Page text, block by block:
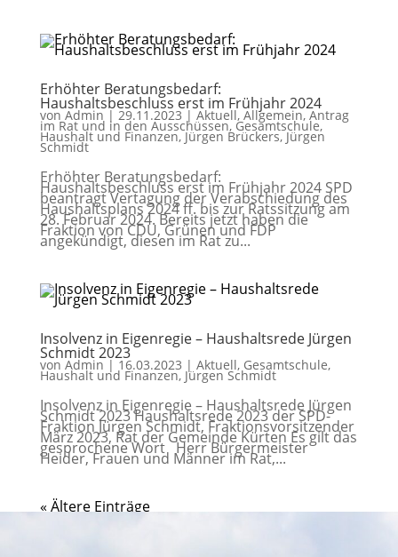
Erhöhter Beratungsbedarf:
Haushaltsbeschluss erst im Frühjahr 2024
von Admin | 29.11.2023 | Aktuell, Allgemein, Antrag
im Rat und in den Ausschüssen, Gesamtschule,
Haushalt und Finanzen, Jürgen Brückers, Jürgen
Schmidt
Erhöhter Beratungsbedarf:
Haushaltsbeschluss erst im Frühjahr 2024 SPD
beantragt Vertagung der Verabschiedung des
Haushaltsplans 2024 ff. bis zur Ratssitzung am
28. Februar 2024. Bereits jetzt haben die
Fraktion von CDU, Grünen und FDP
angekündigt, diesen im Rat zu...
Insolvenz in Eigenregie – Haushaltsrede Jürgen
Schmidt 2023
von Admin | 16.03.2023 | Aktuell, Gesamtschule,
Haushalt und Finanzen, Jürgen Schmidt
Insolvenz in Eigenregie – Haushaltsrede Jürgen
Schmidt 2023 Haushaltsrede 2023 der SPD-
Fraktion Jürgen Schmidt, Fraktionsvorsitzender
März 2023, Rat der Gemeinde Kürten Es gilt das
gesprochene Wort Herr Bürgermeister
Heider, Frauen und Männer im Rat,...
« Ältere Einträge